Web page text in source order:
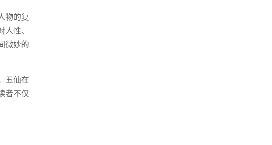
物的复
性、
微妙的
五仙在
者不仅